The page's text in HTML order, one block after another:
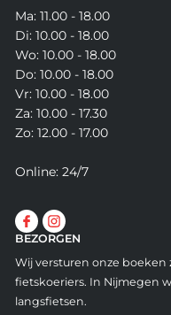
Ma: 11.00 - 18.00
Di: 10.00 - 18.00
Wo: 10.00 - 18.00
Do: 10.00 - 18.00
Vr: 10.00 - 18.00
Za: 10.00 - 17.30
Zo: 12.00 - 17.00
Online: 24/7
BEZORGEN
Wij versturen onze boeken
fietskoeriers. In Nijmegen
langsfietsen.